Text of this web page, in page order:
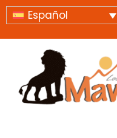
Español